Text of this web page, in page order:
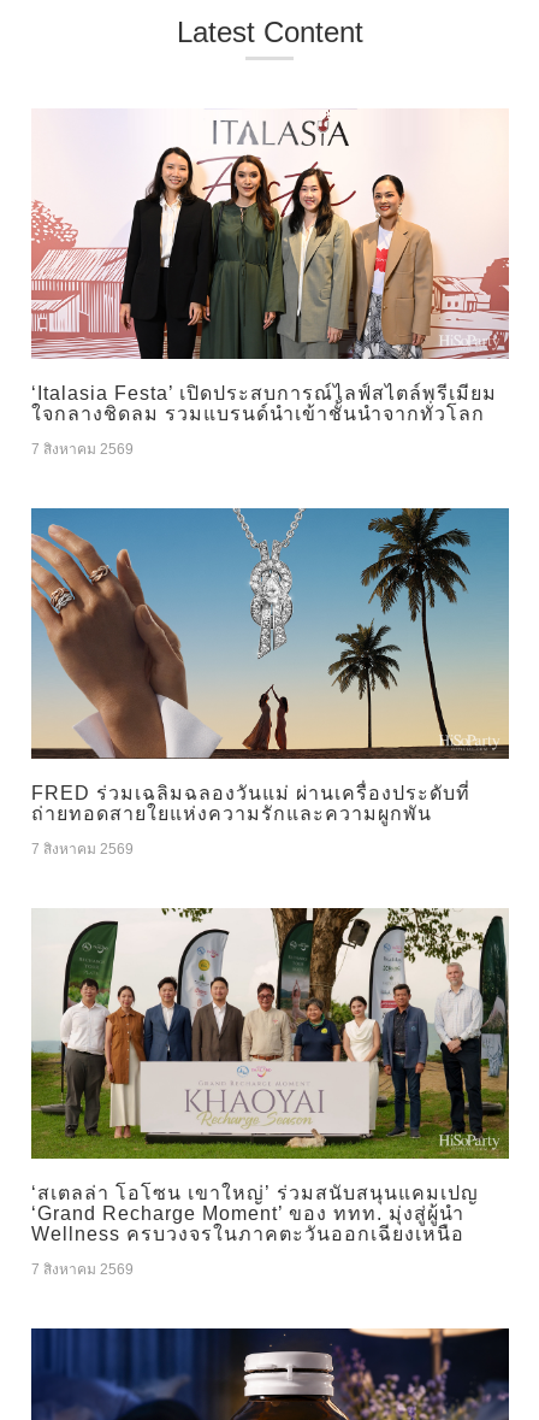
Latest Content
‘Italasia Festa’ เปิดประสบการณ์ไลฟ์สไตล์พรีเมียม
ใจกลางชิดลม รวมแบรนด์นำเข้าชั้นนำจากทั่วโลก
7 สิงหาคม 2569
FRED ร่วมเฉลิมฉลองวันแม่ ผ่านเครื่องประดับที่
ถ่ายทอดสายใยแห่งความรักและความผูกพัน
7 สิงหาคม 2569
‘สเตลล่า โอโซน เขาใหญ่’ ร่วมสนับสนุนแคมเปญ
‘Grand Recharge Moment’ ของ ททท. มุ่งสู่ผู้นำ
Wellness ครบวงจรในภาคตะวันออกเฉียงเหนือ
7 สิงหาคม 2569